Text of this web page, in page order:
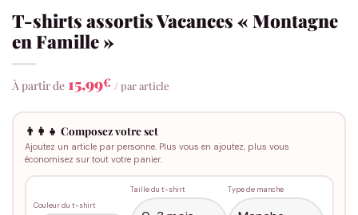
T-shirts assortis Vacances « Montagne
en Famille »
À partir de 15,99€ / par article
👨‍👩‍👧 Composez votre set
Ajoutez un article par personne. Plus vous en ajoutez, plus vous
économisez sur tout votre panier.
Couleur du t-shirt
Taille du t-shirt Type de manche